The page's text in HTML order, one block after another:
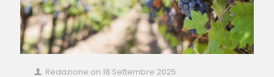
Redazione on18 Settembre 2025